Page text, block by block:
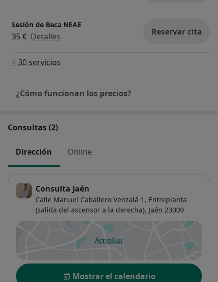
Sesión de Beca NEAE
35 € Detalles Reservar cita
+ 30 servicios
¿Cómo funcionan los precios?
Consultas (2)
Dirección Online
Consulta Jaén
Calle Manuel Caballero Venzalá 1, Entreplanta
(salida del ascensor a la derecha), Jaén 23009
Ampliarse abre en una nueva
Disponibilidad
Mostrar el calendario